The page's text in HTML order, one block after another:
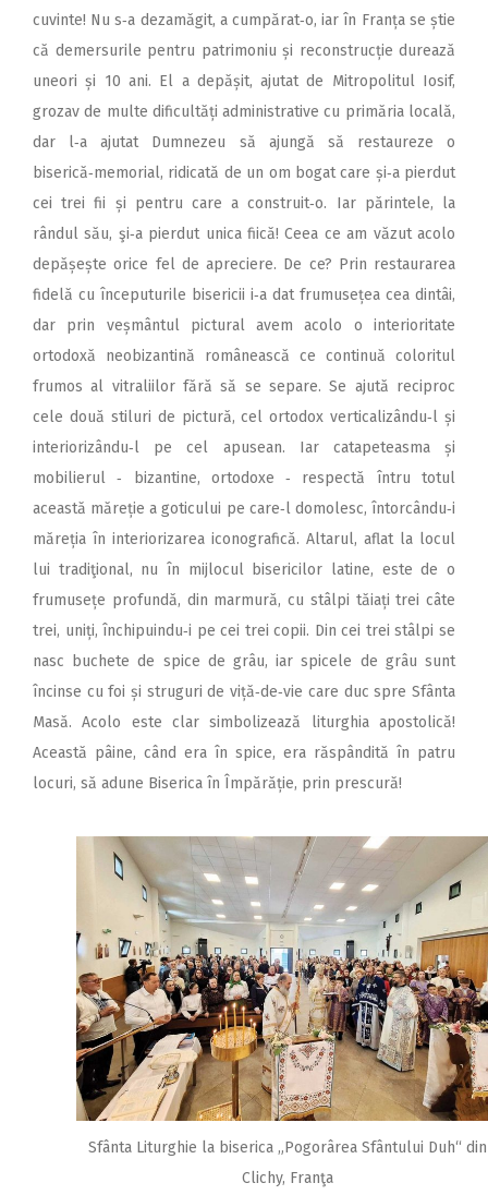
cuvinte! Nu s‑a dezamăgit, a cumpărat‑o, iar în Franța se știe
că demersurile pentru patrimoniu și reconstrucție durează
uneori și 10 ani. El a depășit, ajutat de Mitropolitul Iosif,
grozav de multe dificultăți administrative cu primăria locală,
dar l‑a ajutat Dumnezeu să ajungă să restaureze o
biserică‑memorial, ridicată de un om bogat care și‑a pierdut
cei trei fii și pentru care a construit‑o. Iar părintele, la
rândul său, şi‑a pierdut unica fiică! Ceea ce am văzut acolo
depășește orice fel de apreciere. De ce? Prin restaurarea
fidelă cu începuturile bisericii i‑a dat frumusețea cea dintâi,
dar prin veșmântul pictural avem acolo o interioritate
ortodoxă neobizantină românească ce continuă coloritul
frumos al vitraliilor fără să se separe. Se ajută reciproc
cele două stiluri de pictură, cel ortodox verticalizându‑l și
interiorizându‑l pe cel apusean. Iar catapeteasma și
mobilierul ‑ bizantine, ortodoxe ‑ respectă întru totul
această măreție a goticului pe care‑l domolesc, întorcându‑i
măreția în interiorizarea iconografică. Altarul, aflat la locul
lui tradiţional, nu în mijlocul bisericilor latine, este de o
frumusețe profundă, din marmură, cu stâlpi tăiați trei câte
trei, uniți, închipuindu‑i pe cei trei copii. Din cei trei stâlpi se
nasc buchete de spice de grâu, iar spicele de grâu sunt
încinse cu foi și struguri de viță‑de‑vie care duc spre Sfânta
Masă. Acolo este clar simbolizează liturghia apostolică!
Această pâine, când era în spice, era răspândită în patru
locuri, să adune Biserica în Împărăție, prin prescură!
Sfânta Liturghie la biserica „Pogorârea Sfântului Duh“ din
Clichy, Franţa